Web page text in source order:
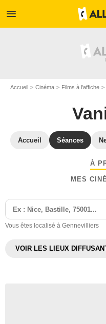
menu
Accueil Cinéma Films à l'affiche
Accueil Séances
À
MES
Vous êtes localisé à Gennevilliers
VOIR LES LIEUX